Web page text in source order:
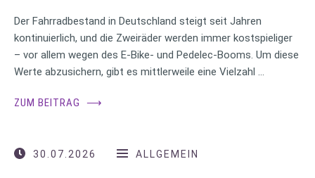
Der Fahrradbestand in Deutschland steigt seit Jahren
kontinuierlich, und die Zweiräder werden immer kostspieliger
– vor allem wegen des E-Bike- und Pedelec-Booms. Um diese
Werte abzusichern, gibt es mittlerweile eine Vielzahl …
ZUM BEITRAG ⟶
30.07.2026 ALLGEMEIN